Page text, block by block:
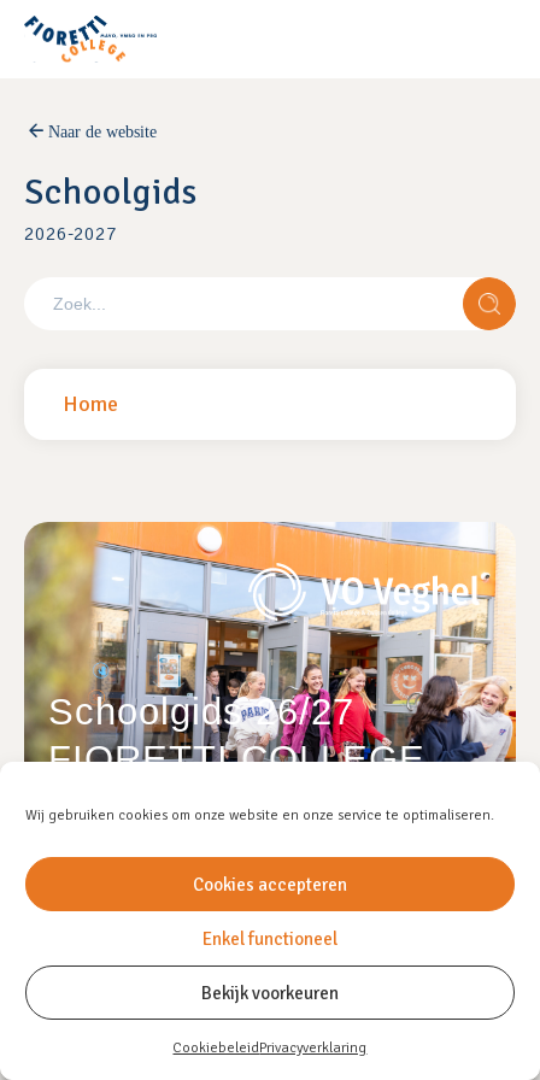
Wij gebruiken cookies om onze website en onze service te optimaliseren.
Cookies accepteren
Enkel functioneel
Bekijk voorkeuren
CookiebeleidPrivacyverklaring
Naar de website
Schoolgids
2026-2027
naar:
Home
Schoolgids 26/27
FIORETTI COLLEGE